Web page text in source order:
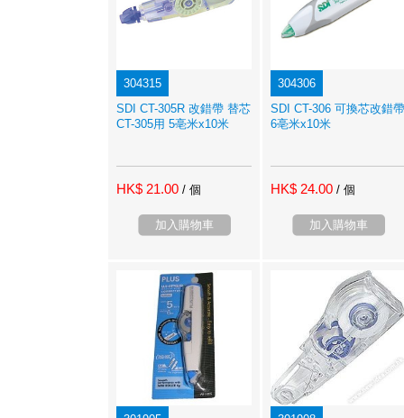
304315
SDI CT-305R 改錯帶 替芯
CT-305用 5亳米x10米
HK$ 21.00 / 個
加入購物車
304306
SDI CT-306 可換芯改錯帶
6亳米x10米
HK$ 24.00 / 個
加入購物車